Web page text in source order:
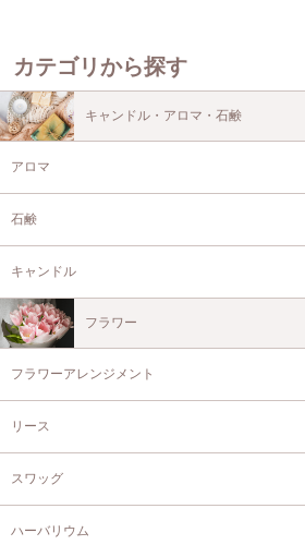
カテゴリから探す
キャンドル・アロマ・石鹸
アロマ
石鹸
キャンドル
フラワー
フラワーアレンジメント
リース
スワッグ
ハーバリウム